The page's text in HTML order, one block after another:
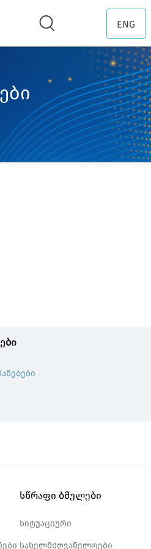
ENG
სწრაფი ბმულები
სიტუაციური
სახელმძღვანელოები